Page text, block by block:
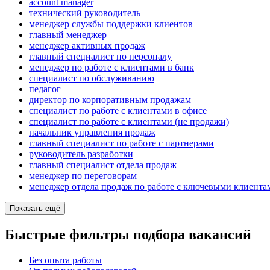
account manager
технический руководитель
менеджер службы поддержки клиентов
главный менеджер
менеджер активных продаж
главный специалист по персоналу
менеджер по работе с клиентами в банк
специалист по обслуживанию
педагог
директор по корпоративным продажам
специалист по работе с клиентами в офисе
специалист по работе с клиентами (не продажи)
начальник управления продаж
главный специалист по работе с партнерами
руководитель разработки
главный специалист отдела продаж
менеджер по переговорам
менеджер отдела продаж по работе с ключевыми
Показать ещё
Быстрые фильтры подбора вакансий
Без опыта работы